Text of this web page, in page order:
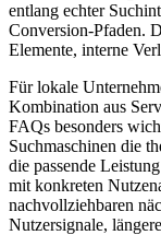
entlang echter
Conversion-Pfaden.
Elemente, interne
Für lokale
Kombination aus
FAQs besonders
Suchmaschinen die
die passende
mit konkreten
nachvollziehbaren
Nutzersignale,